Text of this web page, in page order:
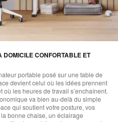
CONFORTABLE ET
portable posé sur une table de
devient celui où les idées prennent
les heures de travail s’enchaînent.
va bien au‑delà du simple
qui soutient votre posture, vos
bonne chaise, un éclairage